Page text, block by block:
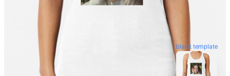
blank template